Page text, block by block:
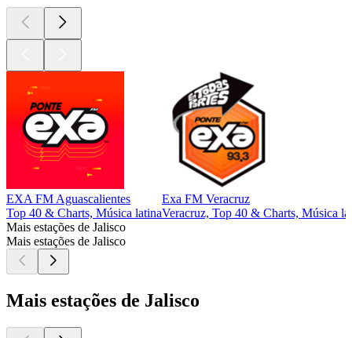
EXA FM Aguascalientes
Top 40 & Charts, Música latina
Exa FM Veracruz
Veracruz, Top 40 & Charts, Música
Mais estações de Jalisco
Mais estações de Jalisco
Mais estações de Jalisco